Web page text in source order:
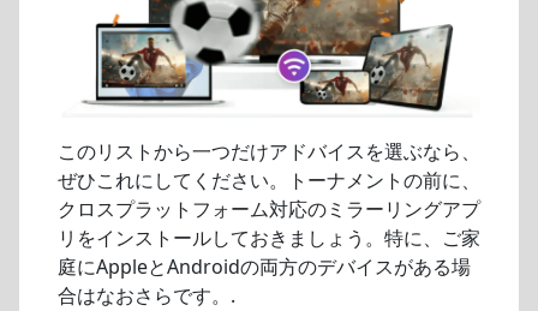
このリストから一つだけアドバイスを選ぶなら、
ぜひこれにしてください。トーナメントの前に、
クロスプラットフォーム対応のミラーリングアプ
リをインストールしておきましょう。特に、ご家
庭にAppleとAndroidの両方のデバイスがある場
合はなおさらです。.